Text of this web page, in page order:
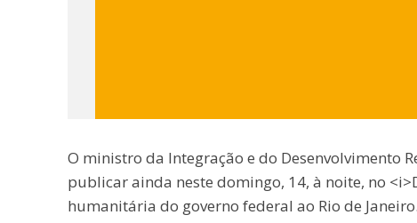
O ministro da Integração e do Desenvolvimento
publicar ainda neste domingo, 14, à noite, no
humanitária do governo federal ao Rio de Janeiro.